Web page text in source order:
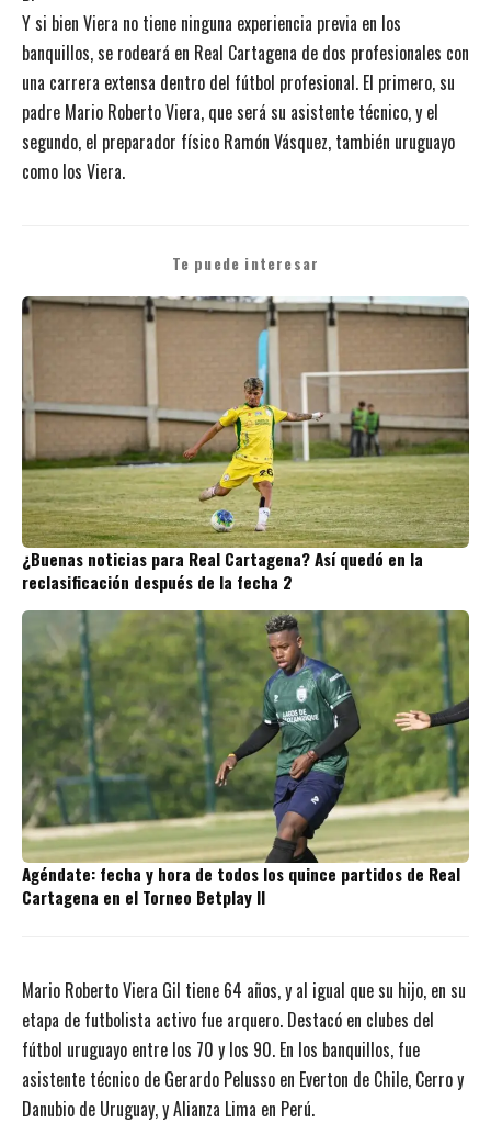
Y si bien Viera no tiene ninguna experiencia previa en los
banquillos, se rodeará en Real Cartagena de dos profesionales con
una carrera extensa dentro del fútbol profesional. El primero, su
padre Mario Roberto Viera, que será su asistente técnico, y el
segundo, el preparador físico Ramón Vásquez, también uruguayo
como los Viera.
Te puede interesar
¿Buenas noticias para Real Cartagena? Así quedó en la
reclasificación después de la fecha 2
Agéndate: fecha y hora de todos los quince partidos de Real
Cartagena en el Torneo Betplay II
Mario Roberto Viera Gil tiene 64 años, y al igual que su hijo, en su
etapa de futbolista activo fue arquero. Destacó en clubes del
fútbol uruguayo entre los 70 y los 90. En los banquillos, fue
asistente técnico de Gerardo Pelusso en Everton de Chile, Cerro y
Danubio de Uruguay, y Alianza Lima en Perú.